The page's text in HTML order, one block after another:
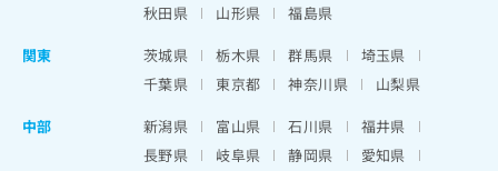
秋田県
山形県
福島県
関東
茨城県 栃木県 群馬県
埼玉県
千葉県
東京都 神奈川県
山梨県
中部
新潟県 富山県 石川県
福井県
長野県
岐阜県 静岡県
愛知県